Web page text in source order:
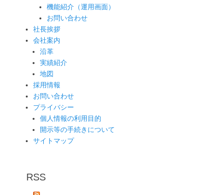
機能紹介（運用画面）
お問い合わせ
社長挨拶
会社案内
沿革
実績紹介
地図
採用情報
お問い合わせ
プライバシー
個人情報の利用目的
開示等の手続きについて
サイトマップ
RSS